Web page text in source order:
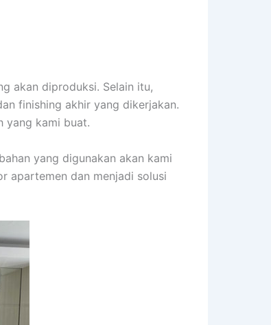
akan diproduksi. Selain itu,
finishing akhir yang dikerjakan.
yang kami buat.
yang digunakan akan kami
apartemen dan menjadi solusi